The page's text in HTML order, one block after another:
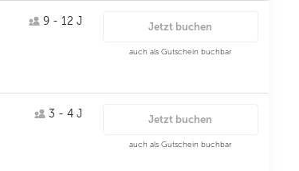
9 - 12 J Jetzt buchen
auch als Gutschein buchbar
3 - 4 J Jetzt buchen
auch als Gutschein buchbar